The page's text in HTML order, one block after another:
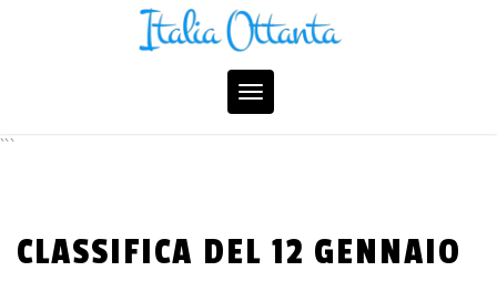
Toggle
navigation
```
CLASSIFICA DEL 12 GENNAIO